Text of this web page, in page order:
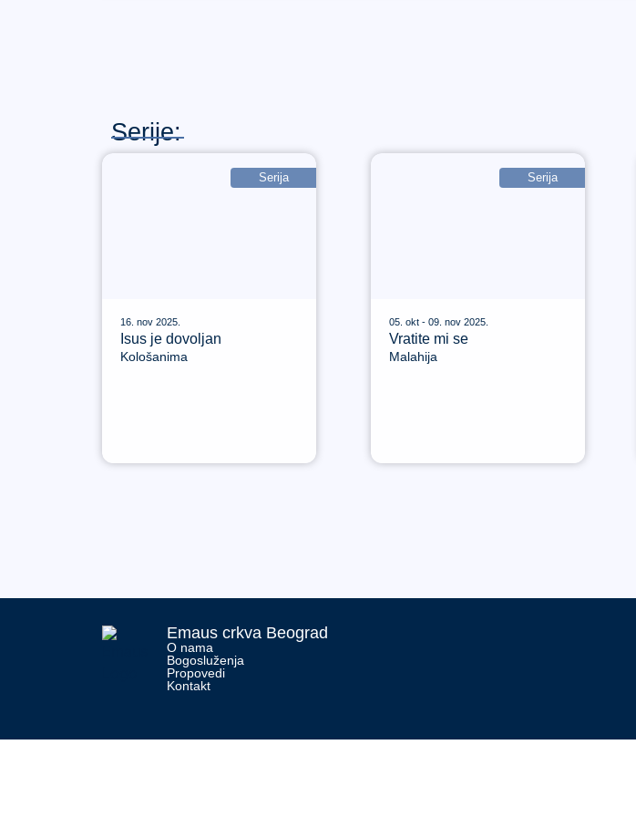
Serije:
Serija
16. nov 2025.
Isus je dovoljan
Kološanima
Serija
05. okt - 09. nov 2025.
Vratite mi se
Malahija
Emaus crkva Beograd
O nama
Bogosluženja
Propovedi
Kontakt